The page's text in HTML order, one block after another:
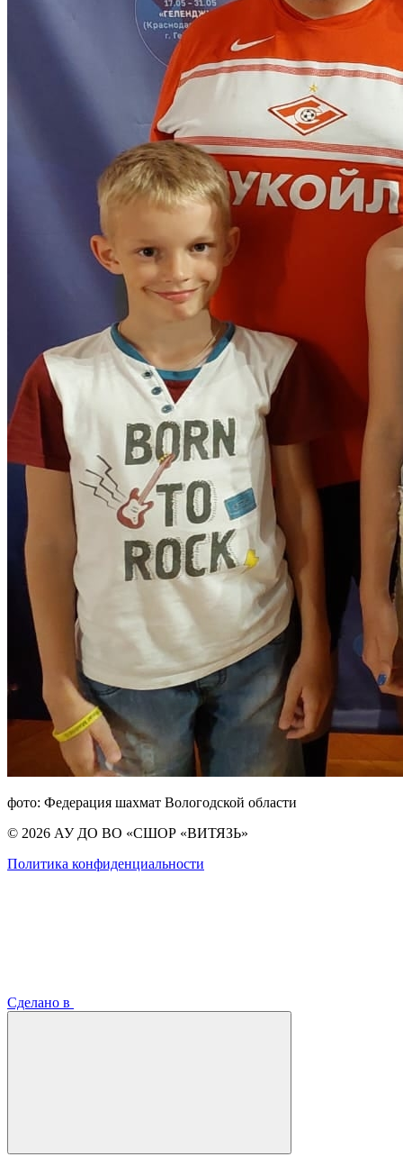
фото: Федерация шахмат Вологодской области
© 2026 АУ ДО ВО «СШОР «ВИТЯЗЬ»
Политика конфиденциальности
Сделано в